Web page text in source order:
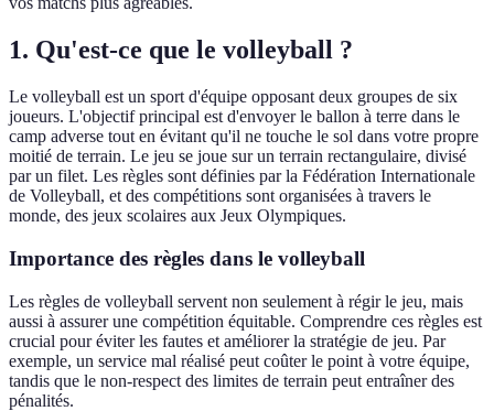
1. Qu'est-ce que le volleyball ?
Le volleyball est un sport d'équipe opposant deux groupes de six
joueurs. L'objectif principal est d'envoyer le ballon à terre dans le
camp adverse tout en évitant qu'il ne touche le sol dans votre propre
moitié de terrain. Le jeu se joue sur un terrain rectangulaire, divisé
par un filet. Les règles sont définies par la Fédération Internationale
de Volleyball, et des compétitions sont organisées à travers le
monde, des jeux scolaires aux Jeux Olympiques.
Importance des règles dans le volleyball
Les règles de volleyball servent non seulement à régir le jeu, mais
aussi à assurer une compétition équitable. Comprendre ces règles est
crucial pour éviter les fautes et améliorer la stratégie de jeu. Par
exemple, un service mal réalisé peut coûter le point à votre équipe,
tandis que le non-respect des limites de terrain peut entraîner des
pénalités.